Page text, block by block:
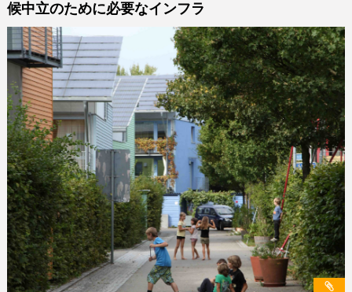
候中立のために必要なインフラ